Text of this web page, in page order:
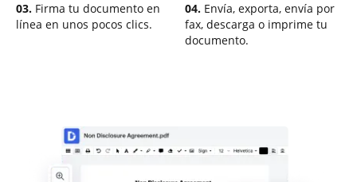
03. Firma tu documento en
línea en unos pocos clics.
04. Envía, exporta, envía por
fax, descarga o imprime tu
documento.